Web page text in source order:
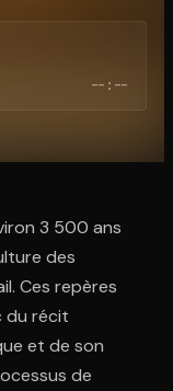
le code. C'est gratuit à
--:--
3 500 ans
des
Ces repères
du récit
et de son
de